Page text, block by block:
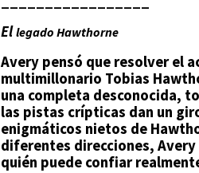
El legado Hawthorne
Avery pensó que resolver el
multimillonario Tobias
una completa desconocida,
las pistas crípticas dan un
enigmáticos nietos de
diferentes direcciones,
quién puede confiar